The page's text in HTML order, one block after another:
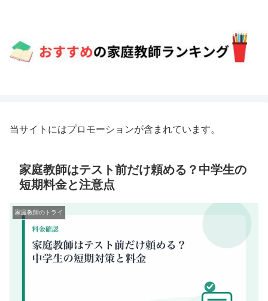
当サイトにはプロモーションが含まれています。
家庭教師はテスト前だけ頼める？中学生の
短期料金と注意点
家庭教師のトライ